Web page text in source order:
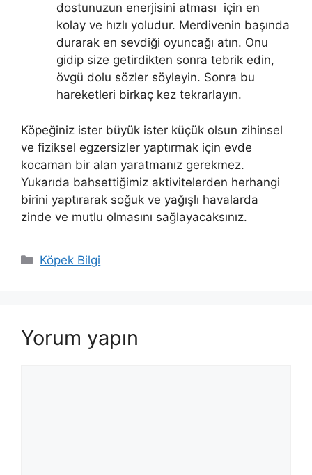
dostunuzun enerjisini atması için en
kolay ve hızlı yoludur. Merdivenin başında
durarak en sevdiği oyuncağı atın. Onu
gidip size getirdikten sonra tebrik edin,
övgü dolu sözler söyleyin. Sonra bu
hareketleri birkaç kez tekrarlayın.
Köpeğiniz ister büyük ister küçük olsun zihinsel
ve fiziksel egzersizler yaptırmak için evde
kocaman bir alan yaratmanız gerekmez.
Yukarıda bahsettiğimiz aktivitelerden herhangi
birini yaptırarak soğuk ve yağışlı havalarda
zinde ve mutlu olmasını sağlayacaksınız.
Kategoriler
Köpek Bilgi
Yorum yapın